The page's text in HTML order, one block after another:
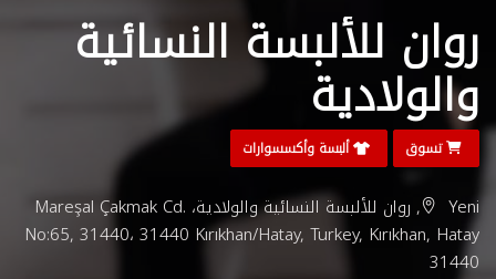
روان للألبسة النسائية
والولادية
تسوق ألبسة وأكسسوارات
Yeni, روان للألبسة النسائية والولادية، Mareşal Çakmak Cd.
No:65, 31440، 31440 Kırıkhan/Hatay, Turkey, Kırıkhan, Hatay
31440